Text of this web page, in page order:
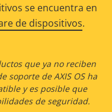
se encuentra en
de dispositivos.
que ya no reciben
soporte de AXIS OS ha
y es posible que
de seguridad.